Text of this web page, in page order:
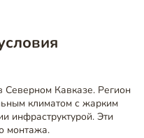
Северном Кавказе. Регион
климатом с жарким
инфраструктурой. Эти
монтажа.